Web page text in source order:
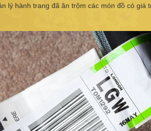
lý hành trang đã ăn trộm các món đồ có giá